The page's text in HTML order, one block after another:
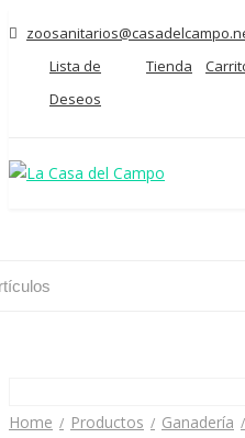
Lista de
Deseos
Tienda
Home Productos Ganadería